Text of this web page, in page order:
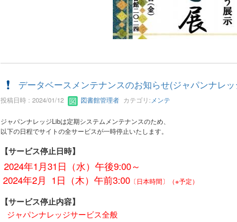
データベースメンテナンスのお知らせ(ジャパンナレ
投稿日時 : 2024/01/12 図書館管理者カテゴリ:メンテ
ジャパンナレッジLibは定期システムメンテナンスのため、
以下の日程でサイトの全サービスが一時停止いたします。
【サービス停止日時】
2024年1月31日 （水） 午後9:00～
2024年2月 1日 （木） 午前3:00〔日本時間〕 （※予定）
【サービス停止内容】
ジャパンナレッジサービス全般